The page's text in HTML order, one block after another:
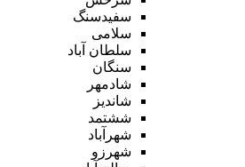
سفیدسنگ
سلامی
سلطان آباد
سنگان
شادمهر
شاندیز
ششتمد
شهرآباد
شهرزو